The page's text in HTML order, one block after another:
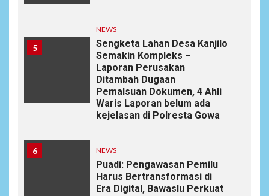
5
NEWS
Sengketa Lahan Desa Kanjilo
Semakin Kompleks –
Laporan Perusakan
Ditambah Dugaan
Pemalsuan Dokumen, 4 Ahli
Waris Laporan belum ada
kejelasan di Polresta Gowa
6 NEWS
Puadi: Pengawasan Pemilu
Harus Bertransformasi di
Era Digital, Bawaslu Perkuat